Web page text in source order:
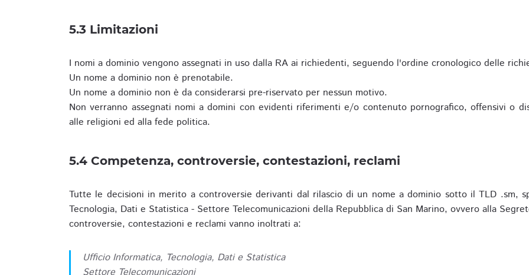
5.3 Limitazioni
I nomi a dominio vengono assegnati in uso dalla RA ai richiedenti, seguendo l'ordine cronologico delle
Un nome a dominio non è prenotabile.
Un nome a dominio non è da considerarsi pre-riservato per nessun motivo.
Non verranno assegnati nomi a domini con evidenti riferimenti e/o contenuto pornografico, offensivi o
alle religioni ed alla fede politica.
5.4 Competenza, controversie, contestazioni, reclami
Tutte le decisioni in merito a controversie derivanti dal rilascio di un nome a dominio sotto il TLD .sm,
Tecnologia, Dati e Statistica - Settore Telecomunicazioni della Repubblica di San Marino, ovvero alla
controversie, contestazioni e reclami vanno inoltrati a:
Ufficio Informatica, Tecnologia, Dati e Statistica